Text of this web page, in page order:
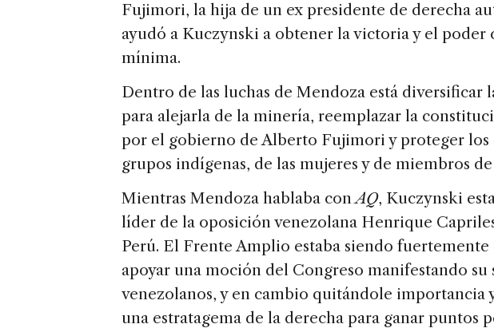
Fujimori, la hija de un ex presidente de derecha
ayudó a Kuczynski a obtener la victoria y el poder
mínima.
Dentro de las luchas de Mendoza está diversificar
para alejarla de la minería, reemplazar la
por el gobierno de Alberto Fujimori y proteger los
grupos indígenas, de las mujeres y de miembros
Mientras Mendoza hablaba conAQ, Kuczynski
líder de la oposición venezolana Henrique
Perú. El Frente Amplio estaba siendo
apoyar una moción del Congreso manifestando
venezolanos, y en cambio quitándole importancia
una estratagema de la derecha para ganar puntos